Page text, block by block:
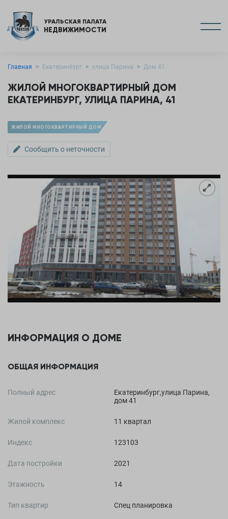
УРАЛЬСКАЯ ПАЛАТА
НЕДВИЖИМОСТИ
Главная Екатеринбург улица Парина Дом 41
ЖИЛОЙ МНОГОКВАРТИРНЫЙ ДОМ
ЕКАТЕРИНБУРГ, УЛИЦА ПАРИНА, 41
ЖИЛОЙ МНОГОКВАРТИРНЫЙ ДОМ
Сообщить о неточности
ИНФОРМАЦИЯ О ДОМЕ
ОБЩАЯ ИНФОРМАЦИЯ
Полный адрес
Екатеринбург,улица Парина,
дом 41
Жилой комплекс 11 квартал
Индекс 123103
Дата постройки 2021
Этажность 14
Тип квартир Спец планировка